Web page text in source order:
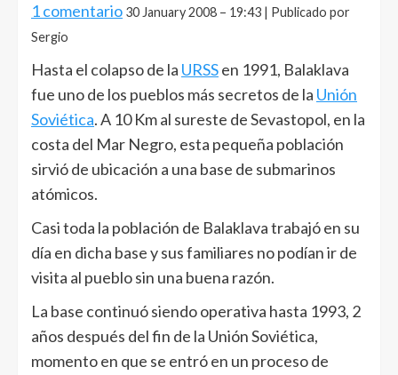
1 comentario 30 January 2008 – 19:43 | Publicado por
Sergio
Hasta el colapso de la URSSen 1991, Balaklava
fue uno de los pueblos más secretos de la Unión
Soviética. A 10 Km al sureste de Sevastopol, en la
costa del Mar Negro, esta pequeña población
sirvió de ubicación a una base de submarinos
atómicos.
Casi toda la población de Balaklava trabajó en su
día en dicha base y sus familiares no podían ir de
visita al pueblo sin una buena razón.
La base continuó siendo operativa hasta 1993, 2
años después del fin de la Unión Soviética,
momento en que se entró en un proceso de